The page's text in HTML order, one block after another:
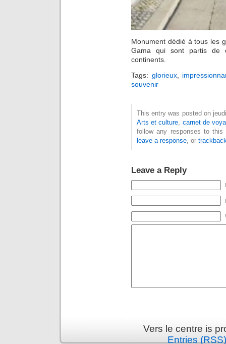
Monument dédié à tous les
Gama qui sont partis de
continents.
Tags: glorieux,
souvenir
This entry was posted on
Arts et culture carnet de
follow any responses to
leave a response , or
Leave a Reply
Vers le centre is
Entries (RSS)